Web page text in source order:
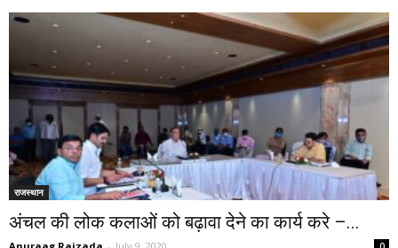
राजस्थान
अंचल की लोक कलाओं को बढ़ावा देने का कार्य करे –...